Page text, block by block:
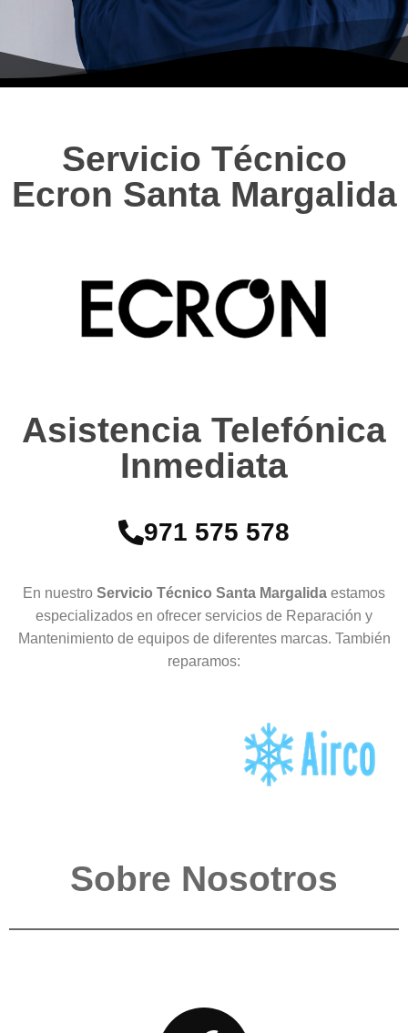
Servicio Técnico
Ecron Santa Margalida
Asistencia Telefónica
Inmediata
971 575 578
En nuestro Servicio Técnico Santa Margalida estamos
especializados en ofrecer servicios de Reparación y
Mantenimiento de equipos de diferentes marcas. También
reparamos:
Sobre Nosotros